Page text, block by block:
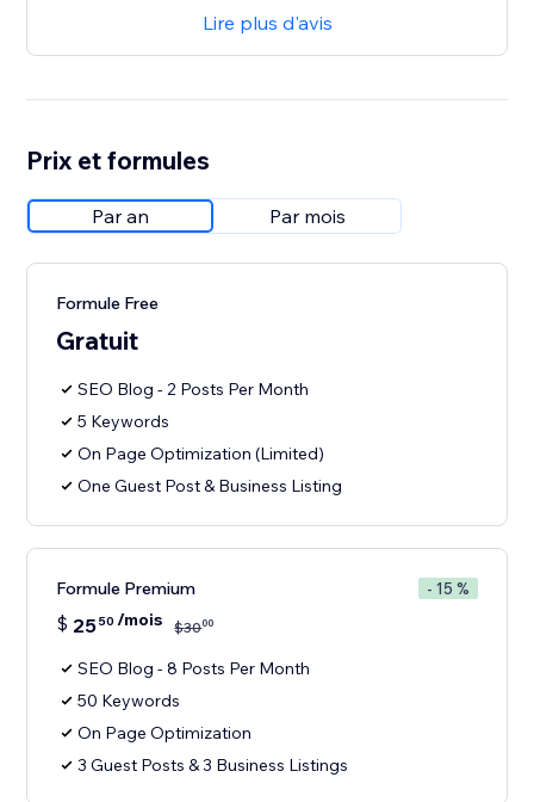
Lire plus d'avis
Prix et formules
Par an Par mois
Formule Free
Gratuit
SEO Blog - 2 Posts Per Month
5 Keywords
On Page Optimization (Limited)
One Guest Post & Business Listing
Formule Premium - 15 %
$ 2550 /mois $3000
SEO Blog - 8 Posts Per Month
50 Keywords
On Page Optimization
3 Guest Posts & 3 Business Listings